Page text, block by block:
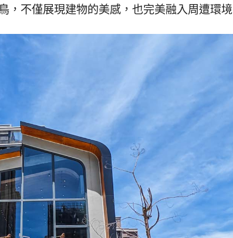
，不僅展現建物的美感，也完美融入周遭環境